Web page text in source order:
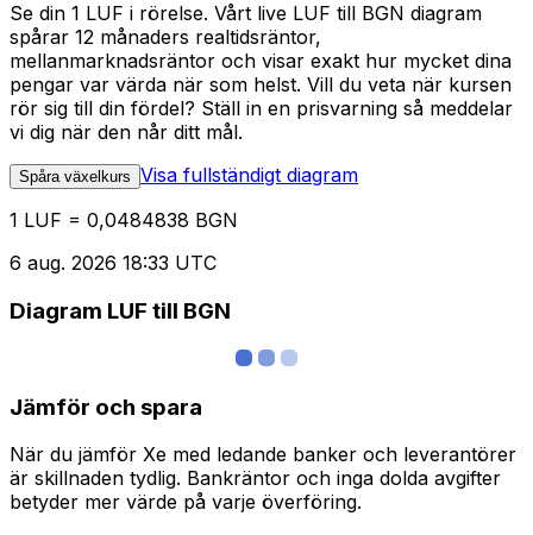
Se din 1 LUF i rörelse. Vårt live LUF till BGN diagram
spårar 12 månaders realtidsräntor,
mellanmarknadsräntor och visar exakt hur mycket dina
pengar var värda när som helst. Vill du veta när kursen
rör sig till din fördel? Ställ in en prisvarning så meddelar
vi dig när den når ditt mål.
Spåra växelkurs Visa fullständigt diagram
1 LUF = 0,0484838 BGN
6 aug. 2026 18:33 UTC
Diagram LUF till BGN
Jämför och spara
När du jämför Xe med ledande banker och leverantörer
är skillnaden tydlig. Bankräntor och inga dolda avgifter
betyder mer värde på varje överföring.